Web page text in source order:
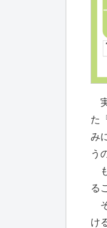
た
み
う
る
け